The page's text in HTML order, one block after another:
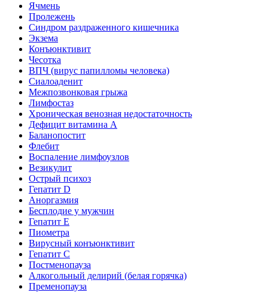
Ячмень
Пролежень
Синдром раздраженного кишечника
Экзема
Конъюнктивит
Чесотка
ВПЧ (вирус папилломы человека)
Сиалоаденит
Межпозвонковая грыжа
Лимфостаз
Хроническая венозная недостаточность
Дефицит витамина А
Баланопостит
Флебит
Воспаление лимфоузлов
Везикулит
Острый психоз
Гепатит D
Аноргазмия
Бесплодие у мужчин
Гепатит E
Пиометра
Вирусный конъюнктивит
Гепатит C
Постменопауза
Алкогольный делирий (белая горячка)
Пременопауза